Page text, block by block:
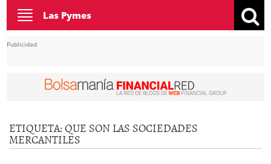
Toggle
navigation
Las Pymes
Publicidad
ETIQUETA:QUE SON LAS SOCIEDADES
MERCANTILES